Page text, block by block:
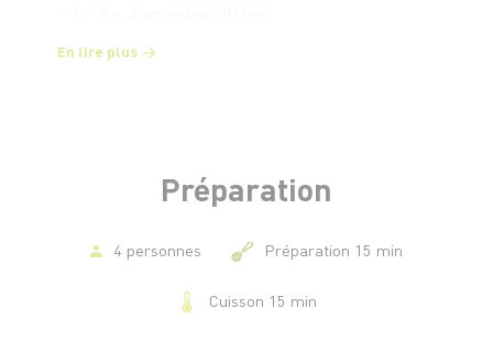
- Sel et poivre du moulin
En lire plus
Préparation
4 personnes Préparation 15 min
Cuisson 15 min